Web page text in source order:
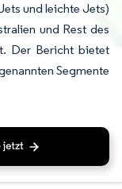
und leichte Jets)
und Rest des
Der Bericht bietet
Segmente